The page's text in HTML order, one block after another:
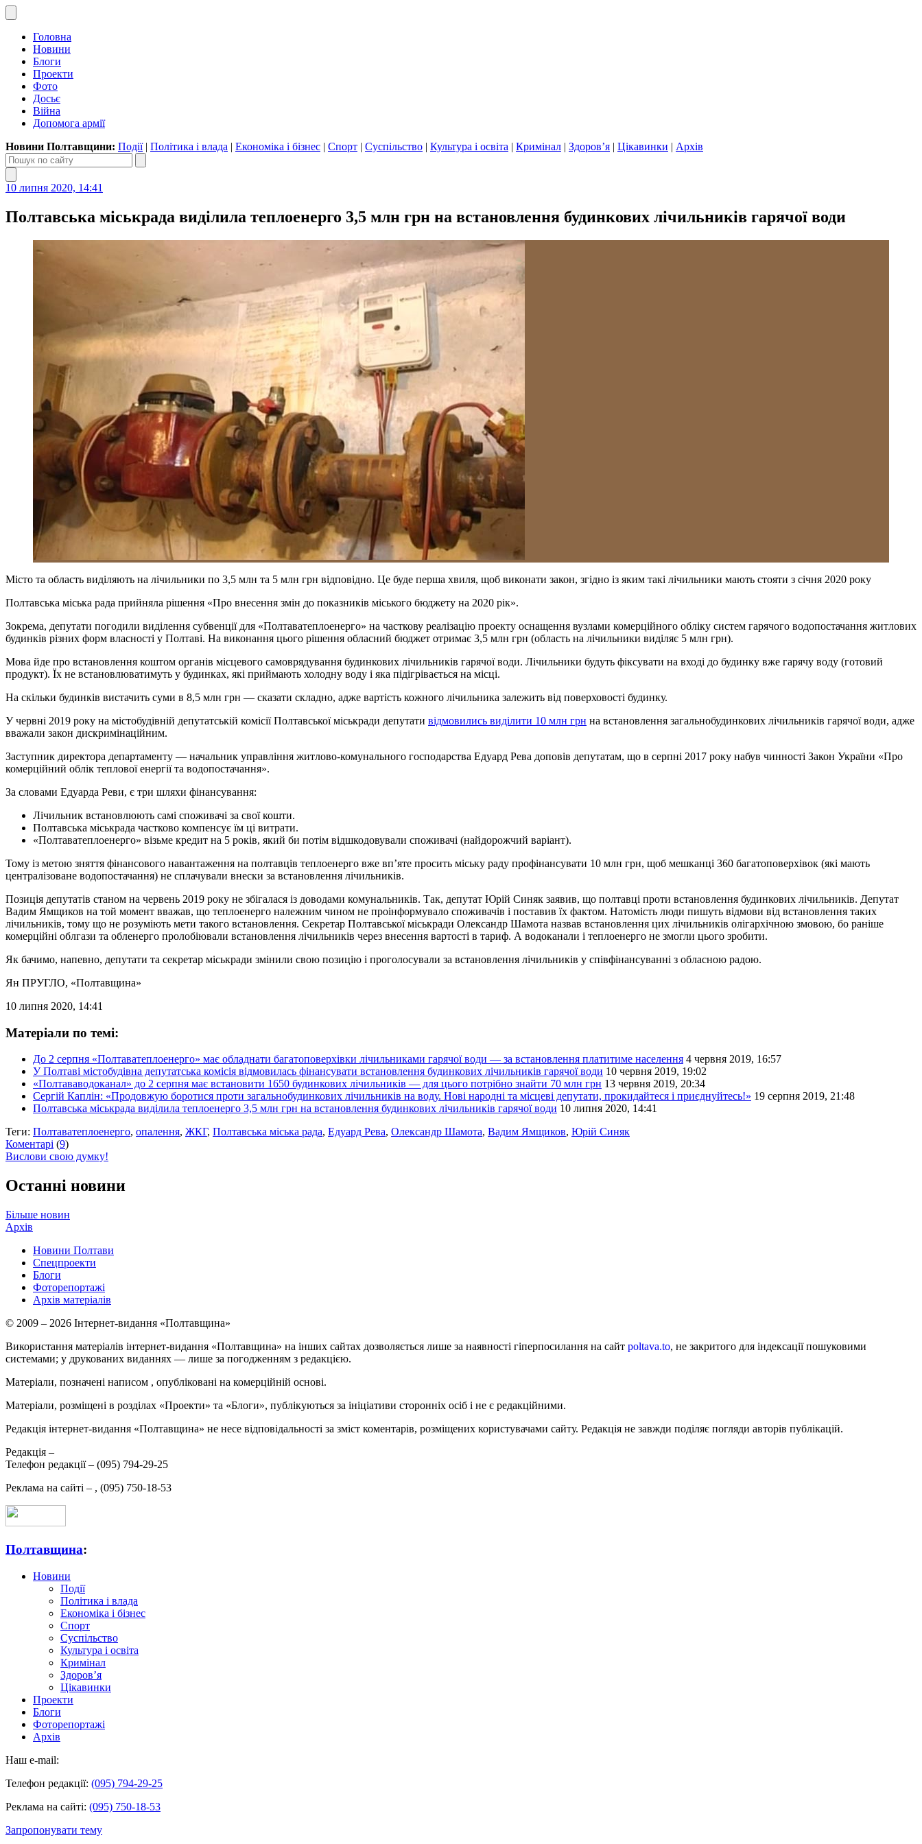
Головна
Новини
Блоги
Проекти
Фото
Досьє
Війна
Допомога армії
Новини Полтавщини: Події| Політика і влада | Економіка і бізнес | Спорт | Суспільство | Культура і освіта | Кримінал | Здоров’я | Цікавинки | Архів
10 липня 2020, 14:41
Полтавська міськрада виділила теплоенерго 3,5 млн грн на встановлення будинкових лічильників гарячої води
Місто та область виділяють на лічильники по 3,5 млн та 5 млн грн відповідно. Це буде перша хвиля, щоб виконати закон, згідно із яким такі лічильники мають стояти з січня 2020 року
Полтавська міська рада прийняла рішення «Про внесення змін до показників міського бюджету на 2020 рік».
Зокрема, депутати погодили виділення субвенції для «Полтаватеплоенерго» на часткову реалізацію проекту оснащення вузлами комерційного обліку систем гарячого водопостачання житлових
будинків різних форм власності у Полтаві. На виконання цього рішення обласний бюджет отримає 3,5 млн грн (область на лічильники виділяє 5 млн грн).
Мова йде про встановлення коштом органів місцевого самоврядування будинкових лічильників гарячої води. Лічильники будуть фіксувати на вході до будинку вже гарячу воду (готовий
продукт). Їх не встановлюватимуть у будинках, які приймають холодну воду і яка підігрівається на місці.
На скільки будинків вистачить суми в 8,5 млн грн — сказати складно, адже вартість кожного лічильника залежить від поверховості будинку.
У червні 2019 року на містобудівній депутатській комісії Полтавської міськради депутати відмовились виділити 10 млн грн на встановлення загальнобудинкових лічильників гарячої води, адже
вважали закон дискримінаційним.
Заступник директора департаменту — начальник управління житлово-комунального господарства Едуард Рева доповів депутатам, що в серпні 2017 року набув чинності Закон України «Про
комерційний облік теплової енергії та водопостачання».
За словами Едуарда Реви, є три шляхи фінансування:
Лічильник встановлюють самі споживачі за свої кошти.
Полтавська міськрада частково компенсує їм ці витрати.
«Полтаватеплоенерго» візьме кредит на 5 років, який би потім відшкодовували споживачі (найдорожчий варіант).
Тому із метою зняття фінансового навантаження на полтавців теплоенерго вже вп’яте просить міську раду профінансувати 10 млн грн, щоб мешканці 360 багатоповерхівок (які мають
централізоване водопостачання) не сплачували внески за встановлення лічильників.
Позиція депутатів станом на червень 2019 року не збігалася із доводами комунальників. Так, депутат Юрій Синяк заявив, що полтавці проти встановлення будинкових лічильників. Депутат
Вадим Ямщиков на той момент вважав, що теплоенерго належним чином не проінформувало споживачів і поставив їх фактом. Натомість люди пишуть відмови від встановлення таких
лічильників, тому що не розуміють мети такого встановлення. Секретар Полтавської міськради Олександр Шамота назвав встановлення цих лічильників олігархічною змовою, бо раніше
комерційні облгази та обленерго пролобіювали встановлення лічильників через внесення вартості в тариф. А водоканали і теплоенерго не змогли цього зробити.
Як бачимо, напевно, депутати та секретар міськради змінили свою позицію і проголосували за встановлення лічильників у співфінансуванні з обласною радою.
Ян ПРУГЛО, «Полтавщина»
10 липня 2020, 14:41
Матеріали по темі:
До 2 серпня «Полтаватеплоенерго» має обладнати багатоповерхівки лічильниками гарячої води — за встановлення платитиме населення 4 червня 2019, 16:57
У Полтаві містобудівна депутатська комісія відмовилась фінансувати встановлення будинкових лічильників гарячої води 10 червня 2019, 19:02
«Полтававодоканал» до 2 серпня має встановити 1650 будинкових лічильників — для цього потрібно знайти 70 млн грн 13 червня 2019, 20:34
Сергій Каплін: «Продовжую боротися проти загальнобудинкових лічильників на воду. Нові народні та місцеві депутати, прокидайтеся і приєднуйтесь!» 19 серпня 2019, 21:48
Полтавська міськрада виділила теплоенерго 3,5 млн грн на встановлення будинкових лічильників гарячої води 10 липня 2020, 14:41
Теги: Полтаватеплоенерго, опалення, ЖКГ, Полтавська міська рада, Едуард Рева, Олександр Шамота, Вадим Ямщиков, Юрій Синяк
Коментарі (9)
Вислови свою думку!
Останні новини
Більше новин
Архів
Новини Полтави
Спецпроекти
Блоги
Фоторепортажі
Архів матеріалів
© 2009 – 2026 Інтернет-видання «Полтавщина»
Використання матеріалів інтернет-видання «Полтавщина» на інших сайтах дозволяється лише за наявності гіперпосилання на сайт poltava.to, не закритого для індексації пошуковими
системами; у друкованих виданнях — лише за погодженням з редакцією.
Матеріали, позначені написом , опубліковані на комерційній основі.
Матеріали, розміщені в розділах «Проекти» та «Блоги», публікуються за ініціативи сторонніх осіб і не є редакційними.
Редакція інтернет-видання «Полтавщина» не несе відповідальності за зміст коментарів, розміщених користувачами сайту. Редакція не завжди поділяє погляди авторів публікацій.
Редакція –
Телефон редакції – (095) 794-29-25
Реклама на сайті – , (095) 750-18-53
Полтавщина:
Новини
Події
Політика і влада
Економіка і бізнес
Спорт
Суспільство
Культура і освіта
Кримінал
Здоров’я
Цікавинки
Проекти
Блоги
Фоторепортажі
Архів
Наш e-mail:
Телефон редакції: (095) 794-29-25
Реклама на сайті: (095) 750-18-53
Запропонувати тему